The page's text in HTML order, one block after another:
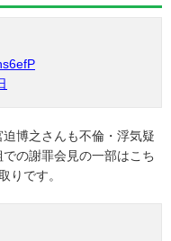
博之さんも不倫・浮気疑
の謝罪会見の一部はこち
りです。